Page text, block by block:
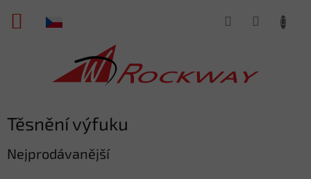
obsah
NÁKUPNÍ
Těsnění výfuku
Nejprodávanější